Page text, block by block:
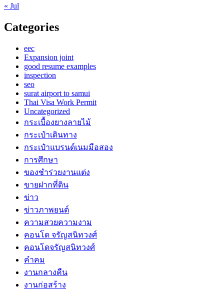
« Jul
Categories
eec
Expansion joint
good resume examples
inspection
seo
surat airport to samui
Thai Visa Work Permit
Uncategorized
กระเบื้องยางลายไม้
กระเป๋าเดินทาง
กระเป๋าแบรนด์เนมมือสอง
การศึกษา
ของชำร่วยงานแต่ง
ขายฝากที่ดิน
ข่าว
ข่าวภาพยนต์
ความสวยความงาม
คอนโด จรัญสนิทวงศ์
คอนโดจรัญสนิทวงศ์
คำคม
งานกลางคืน
งานก่อสร้าง